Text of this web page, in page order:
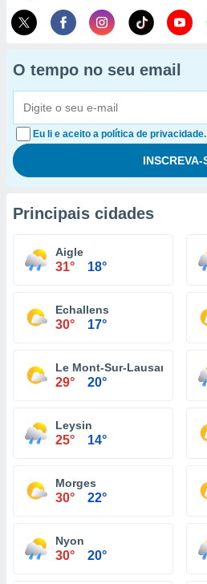
O tempo no seu email
Eu li e aceito a política de privacidade.
Principais cidades
Aigle
31° 18°
Echallens
30° 17°
Le Mont-Sur-Lausanne
29° 20°
Leysin
25° 14°
Morges
30° 22°
Nyon
30° 20°